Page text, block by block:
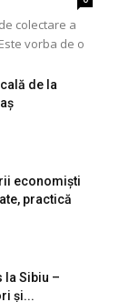
colectare a
vorba de o
de la
economiști
practică
la Sibiu –
și...